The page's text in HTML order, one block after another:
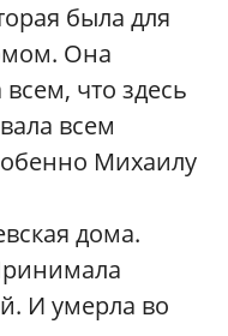
была для
Она
что здесь
всем
Михаилу
дома.
И умерла во